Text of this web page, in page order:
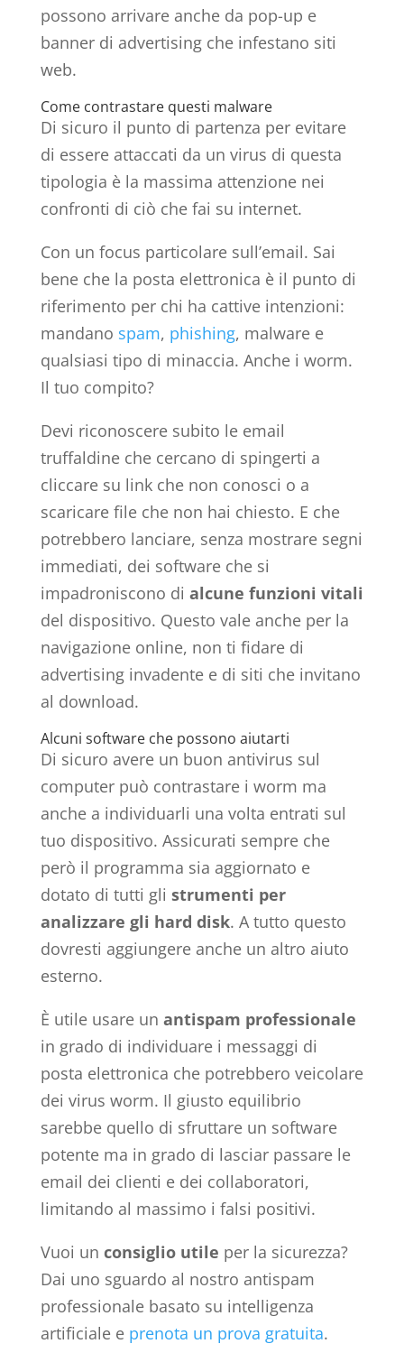
possono arrivare anche da pop-up e
banner di advertising che infestano siti
web.
Come contrastare questi malware
Di sicuro il punto di partenza per evitare
di essere attaccati da un virus di questa
tipologia è la massima attenzione nei
confronti di ciò che fai su internet.
Con un focus particolare sull’email. Sai
bene che la posta elettronica è il punto di
riferimento per chi ha cattive intenzioni:
mandano spam, phishing, malware e
qualsiasi tipo di minaccia. Anche i worm.
Il tuo compito?
Devi riconoscere subito le email
truffaldine che cercano di spingerti a
cliccare su link che non conosci o a
scaricare file che non hai chiesto. E che
potrebbero lanciare, senza mostrare segni
immediati, dei software che si
impadroniscono di alcune funzioni vitali
del dispositivo. Questo vale anche per la
navigazione online, non ti fidare di
advertising invadente e di siti che invitano
al download.
Alcuni software che possono aiutarti
Di sicuro avere un buon antivirus sul
computer può contrastare i worm ma
anche a individuarli una volta entrati sul
tuo dispositivo. Assicurati sempre che
però il programma sia aggiornato e
dotato di tutti gli strumenti per
analizzare gli hard disk. A tutto questo
dovresti aggiungere anche un altro aiuto
esterno.
È utile usare un antispam professionale
in grado di individuare i messaggi di
posta elettronica che potrebbero veicolare
dei virus worm. Il giusto equilibrio
sarebbe quello di sfruttare un software
potente ma in grado di lasciar passare le
email dei clienti e dei collaboratori,
limitando al massimo i falsi positivi.
Vuoi un consiglio utile per la sicurezza?
Dai uno sguardo al nostro antispam
professionale basato su intelligenza
artificiale e prenota un prova gratuita.